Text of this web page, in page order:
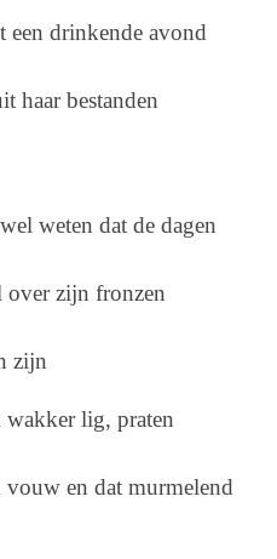
een drinkende avond
haar bestanden
weten dat de dagen
zijn fronzen
zijn
lig, praten
en dat murmelend